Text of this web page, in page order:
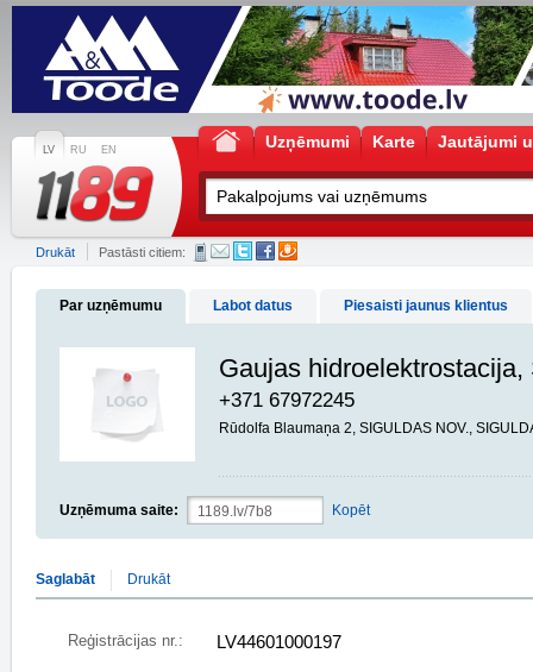
LV RU EN Uzņēmumi Karte Jautājumi
Drukāt Pastāsti citiem:
Par uzņēmumu Labot datus Piesaisti jaunus klientus
Gaujas hidroelektrostacija,
+371 67972245
Rūdolfa Blaumaņa 2, SIGULDAS NOV.,
Uzņēmuma saite: Kopēt
Saglabāt Drukāt
Reģistrācijas nr.: LV44601000197